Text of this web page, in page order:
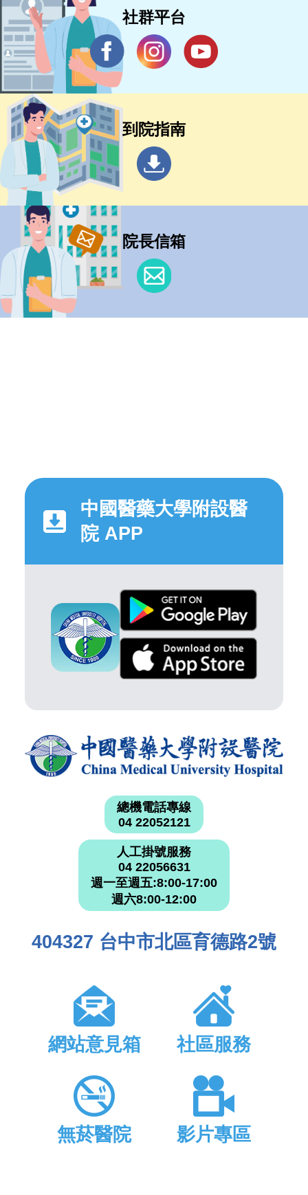
社群平台
到院指南
院長信箱
中國醫藥大學附設醫
院 APP
總機電話專線
04 22052121
人工掛號服務
04 22056631
週一至週五:8:00-17:00
週六8:00-12:00
404327 台中市北區育德路2號
網站意見箱 社區服務
無菸醫院 影片專區